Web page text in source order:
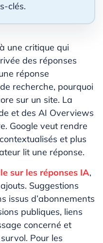
clés.
une critique qui
des réponses
réponse
recherche, pourquoi
sur un site. La
et des AI Overviews
Google veut rendre
et plus
lit une réponse.
sur les réponses IA,
Suggestions
issus d’abonnements
publiques, liens
concerné et
Pour les